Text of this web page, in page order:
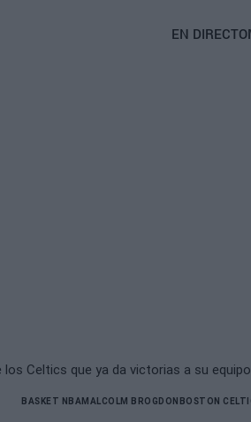
Main
EN DIRECTO
Celtics que ya da victorias a su
BASKET NBAMALCOLM BROGDON BOSTON